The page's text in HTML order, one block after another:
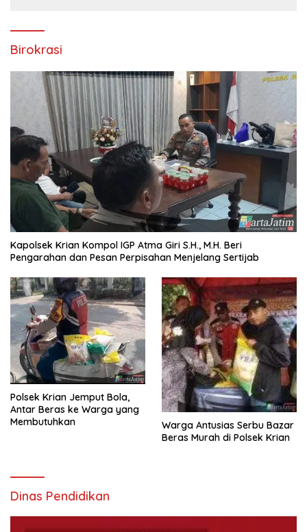
Birokrasi
Kapolsek Krian Kompol IGP Atma Giri S.H., M.H. Beri
Pengarahan dan Pesan Perpisahan Menjelang Sertijab
Polsek Krian Jemput Bola,
Antar Beras ke Warga yang
Membutuhkan
Warga Antusias Serbu Bazar
Beras Murah di Polsek Krian
Dinas Pendidikan